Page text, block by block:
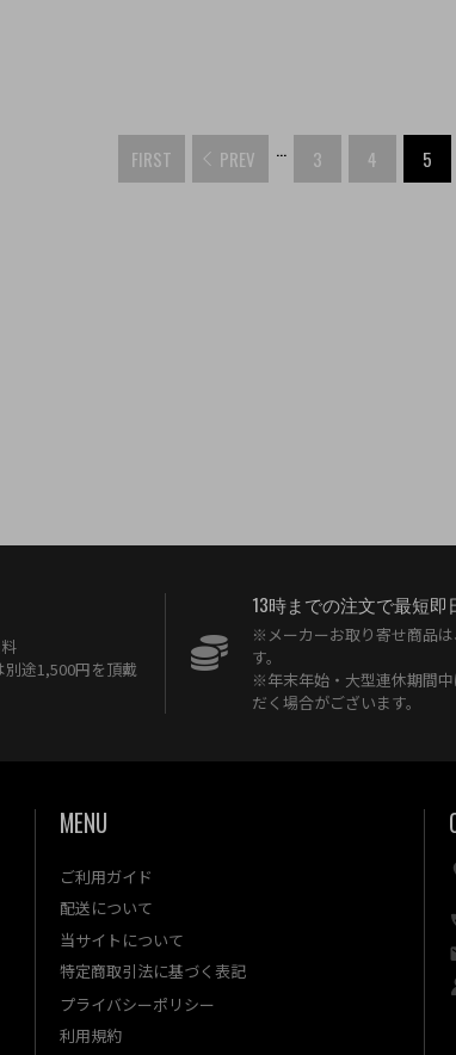
FIRST PREV ... 3 4 5
途1,500円を頂戴
13時までの注文で最短即
※メーカーお取り寄せ商品
す。
※年末年始・大型連休期間
だく場合がございます。
MENU
ご利用ガイド
配送について
当サイトについて
特定商取引法に基づく表記
プライバシーポリシー
利用規約